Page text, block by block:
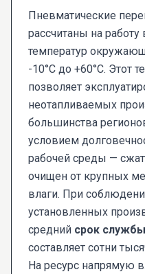
Пневматические
рассчитаны на
температур
-10°C до +60°C. Этот
позволяет
неотапливаемых
большинства
условием
рабочей среды —
очищен от крупных
влаги. При
установленных
средний срок службы
составляет сотни
На ресурс напрямую